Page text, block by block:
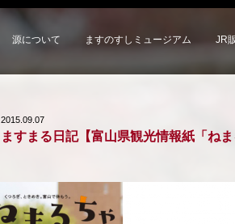
源について ますのすしミュージアム JR
2015.09.07
ますまる日記【富山県観光情報紙「ねま